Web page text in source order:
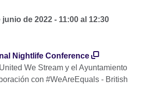
junio de 2022 - 11:00 al 12:30
Nightlife Conference
We Stream y el Ayuntamiento
con #WeAreEquals - British